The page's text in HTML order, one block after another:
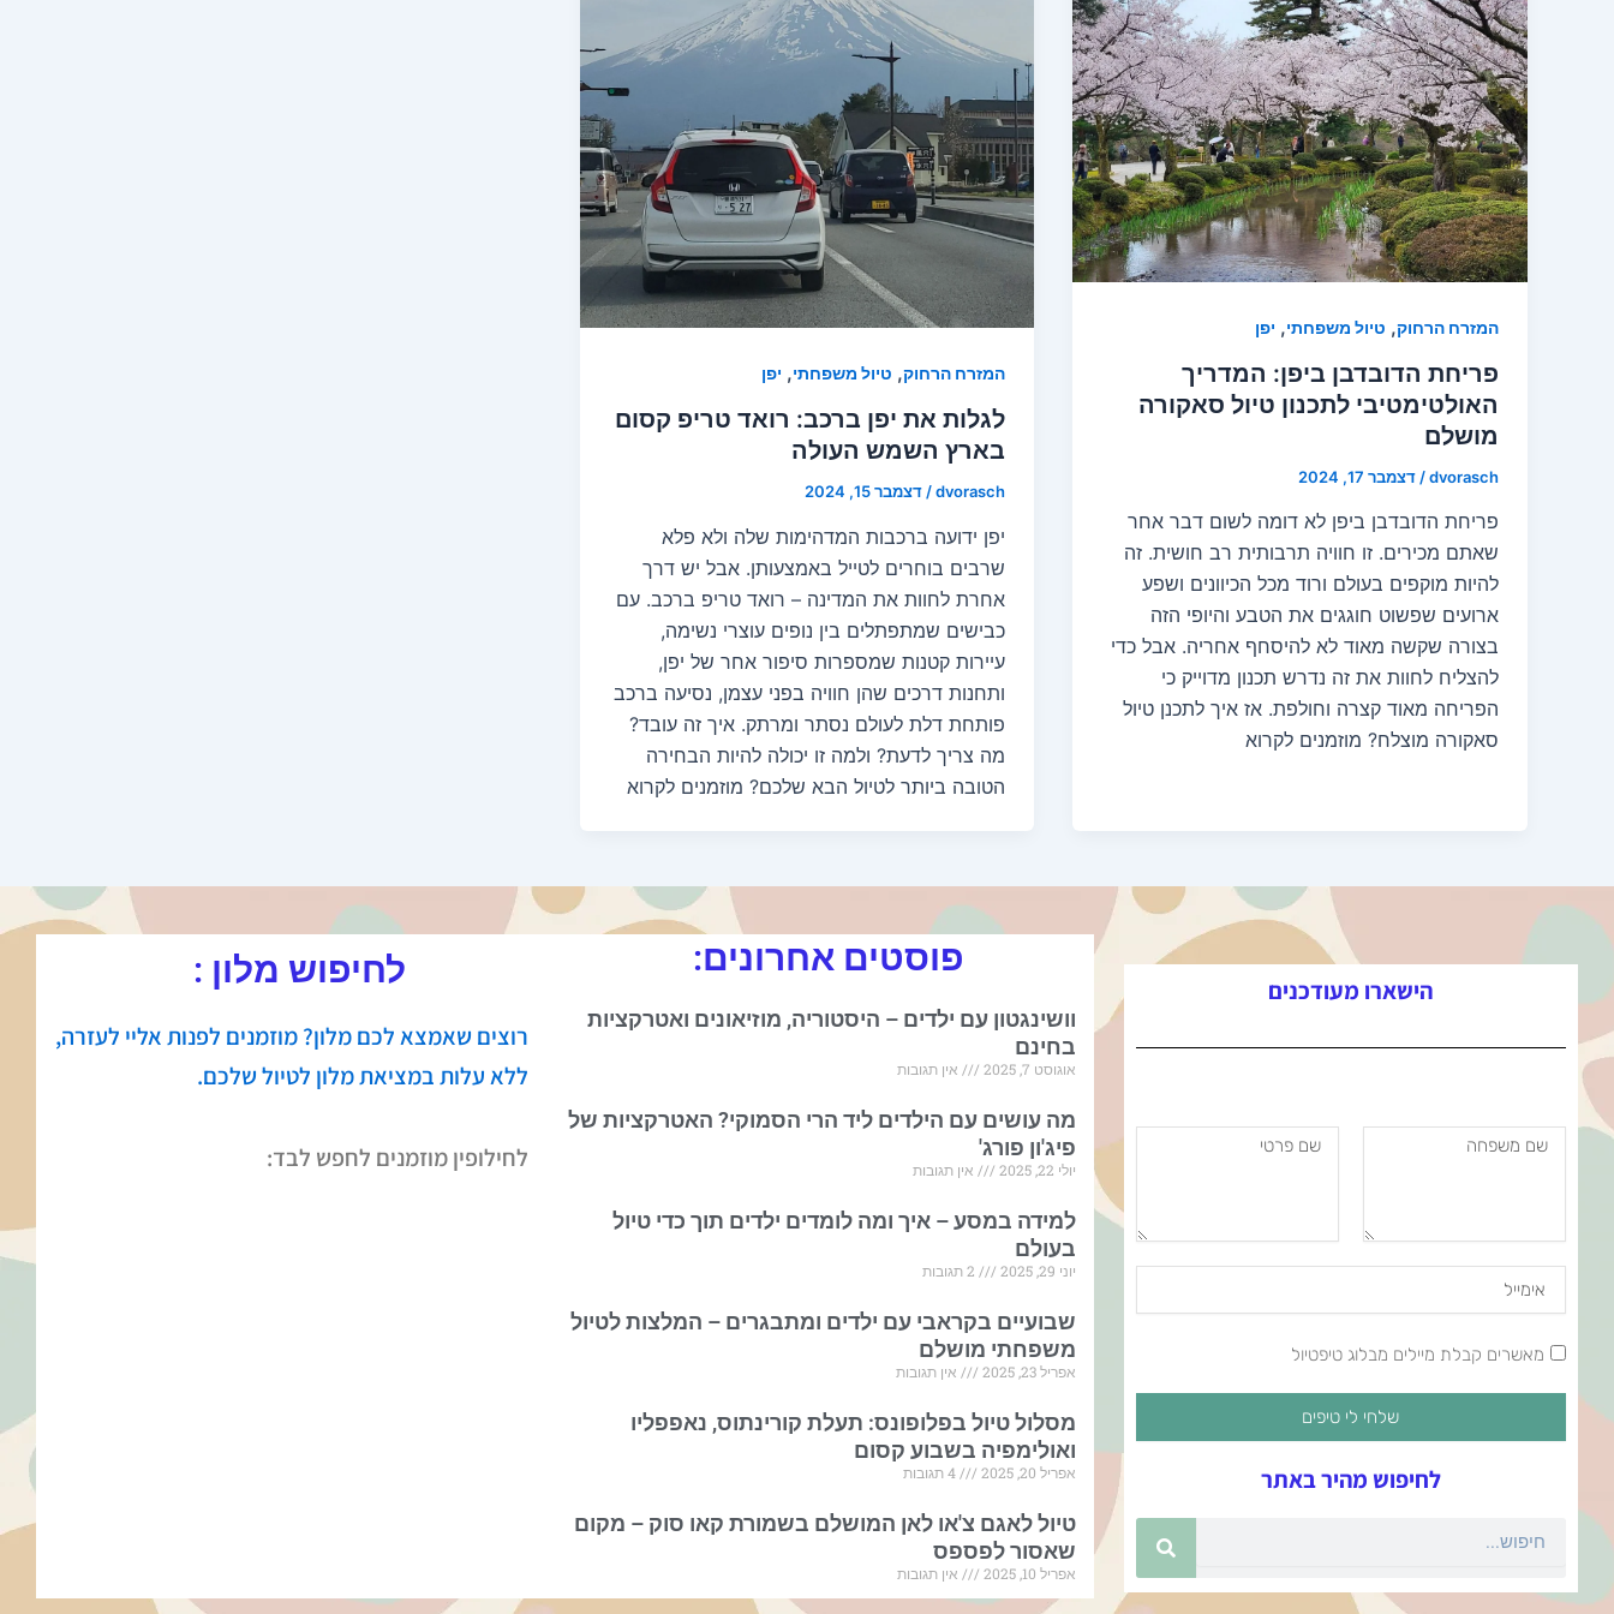
המזרח הרחוק, טיול משפחתי, יפן
פריחת הדובדבן ביפן: המדריך
האולטימטיבי לתכנון טיול סאקורה
מושלם
dvorasch
/ דצמבר 17, 2024
פריחת הדובדבן ביפן לא דומה לשום דבר אחר
שאתם מכירים. זו חוויה תרבותית רב חושית. זה
להיות מוקפים בעולם ורוד מכל הכיוונים ושפע
ארועים שפשוט חוגגים את הטבע והיופי הזה
בצורה שקשה מאוד לא להיסחף אחריה. אבל כדי
להצליח לחוות את זה נדרש תכנון מדוייק כי
הפריחה מאוד קצרה וחולפת. אז איך לתכנן טיול
סאקורה מוצלח? מוזמנים לקרוא
המזרח הרחוק, טיול משפחתי, יפן
לגלות את יפן ברכב: רואד טריפ קסום
בארץ השמש העולה
dvorasch
/ דצמבר 15, 2024
יפן ידועה ברכבות המדהימות שלה ולא פלא
שרבים בוחרים לטייל באמצעותן. אבל יש דרך
אחרת לחוות את המדינה – רואד טריפ ברכב. עם
כבישים שמתפתלים בין נופים עוצרי נשימה,
עיירות קטנות שמספרות סיפור אחר של יפן,
ותחנות דרכים שהן חוויה בפני עצמן, נסיעה ברכב
פותחת דלת לעולם נסתר ומרתק. איך זה עובד?
מה צריך לדעת? ולמה זו יכולה להיות הבחירה
הטובה ביותר לטיול הבא שלכם? מוזמנים לקרוא
הישארו מעודכנים
שם
שם
Address
מאשרים
מיילים
מאשרים קבלת מיילים מבלוג טיפטיול
שלחי לי טיפים
לחיפוש מהיר באתר
פוסטים אחרונים:
וושינגטון עם ילדים – היסטוריה, מוזיאונים ואטרקציות
בחינם
אוגוסט 7, 2025 אין תגובות
מה עושים עם הילדים ליד הרי הסמוקי? האטרקציות של
פיג'ון פורג'
יולי 22, 2025 אין תגובות
למידה במסע – איך ומה לומדים ילדים תוך כדי טיול
בעולם
יוני 29, 2025
שבועיים בקראבי עם ילדים ומתבגרים – המלצות לטיול
משפחתי מושלם
אפריל 23, 2025 אין תגובות
מסלול טיול בפלופונס: תעלת קורינתוס, נאפפליו
ואולימפיה בשבוע קסום
אפריל 20, 2025 4 תגובות
טיול לאגם צ'או לאן המושלם בשמורת קאו סוק – מקום
שאסור לפספס
אפריל 10, 2025 אין תגובות
לחיפוש מלון :
רוצים שאמצא לכם מלון? מוזמנים לפנות אליי לעזרה,
ללא עלות במציאת מלון לטיול שלכם.
לחילופין מוזמנים לחפש לבד: